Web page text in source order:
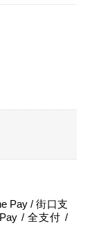
Pay / 街口支
/ 全支付 /